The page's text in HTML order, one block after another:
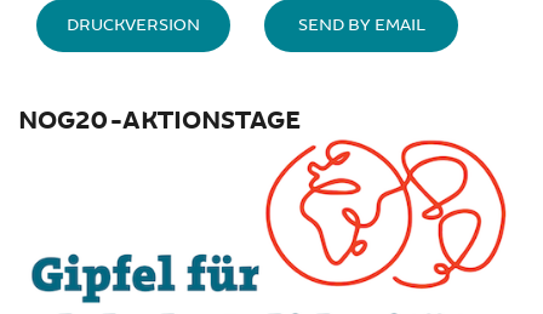
DRUCKVERSION SEND BY EMAIL
NOG20-AKTIONSTAGE